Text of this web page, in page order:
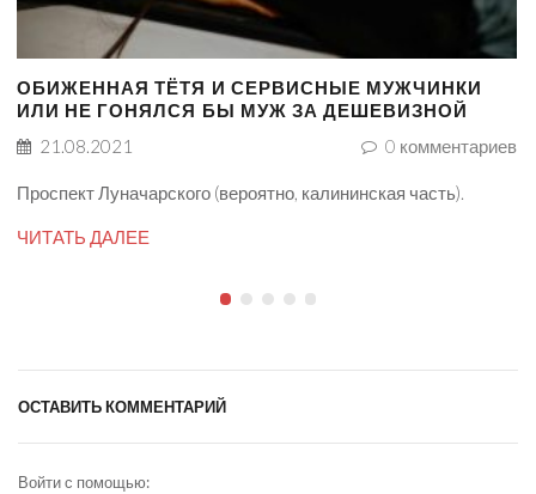
ОБИЖЕННАЯ ТЁТЯ И СЕРВИСНЫЕ МУЖЧИНКИ
ИЛИ НЕ ГОНЯЛСЯ БЫ МУЖ ЗА ДЕШЕВИЗНОЙ
21.08.2021
0 комментариев
Проспект Луначарского (вероятно, калининская часть).
ЧИТАТЬ ДАЛЕЕ
ОСТАВИТЬ КОММЕНТАРИЙ
Войти с помощью: